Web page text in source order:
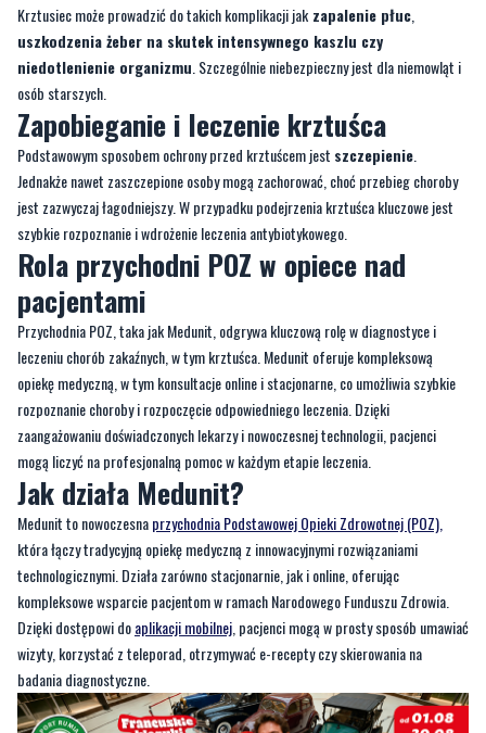
osób starszych.
Zapobieganie i leczenie krztuśca
Podstawowym sposobem ochrony przed krztuścem jestszczepienie.
Jednakże nawet zaszczepione osoby mogą zachorować, choć przebieg choroby
jest zazwyczaj łagodniejszy. W przypadku podejrzenia krztuśca kluczowe jest
szybkie rozpoznanie i wdrożenie leczenia antybiotykowego.
Rola przychodni POZ w opiece nad
pacjentami
Przychodnia POZ, taka jak Medunit, odgrywa kluczową rolę w diagnostyce i
leczeniu chorób zakaźnych, w tym krztuśca. Medunit oferuje kompleksową
opiekę medyczną, w tym konsultacje online i stacjonarne, co umożliwia szybkie
rozpoznanie choroby i rozpoczęcie odpowiedniego leczenia. Dzięki
zaangażowaniu doświadczonych lekarzy i nowoczesnej technologii, pacjenci
mogą liczyć na profesjonalną pomoc w każdym etapie leczenia.
Jak działa Medunit?
Medunit to nowoczesnaprzychodnia Podstawowej Opieki Zdrowotnej (POZ),
która łączy tradycyjną opiekę medyczną z innowacyjnymi rozwiązaniami
technologicznymi. Działa zarówno stacjonarnie, jak i online, oferując
kompleksowe wsparcie pacjentom w ramach Narodowego Funduszu Zdrowia.
Dzięki dostępowi doaplikacji mobilnej, pacjenci mogą w prosty sposób umawiać
wizyty, korzystać z teleporad, otrzymywać e-recepty czy skierowania na
badania diagnostyczne.